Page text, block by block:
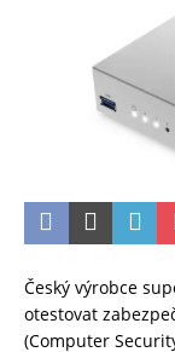
Český výrobce
otestovat
(Computer